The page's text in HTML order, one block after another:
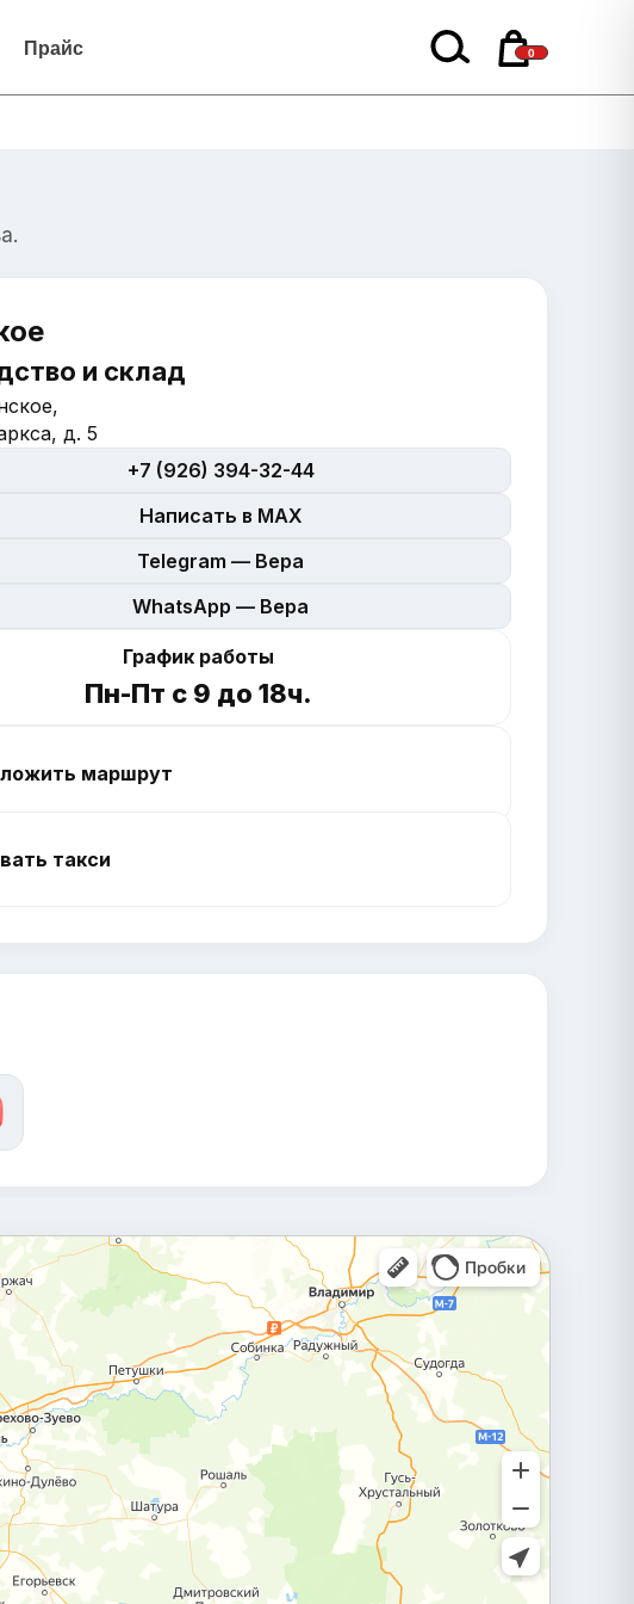
0
Прайс
и склад
д. 5
+7 (926) 394-32-44
Написать в MAX
Telegram — Вера
WhatsApp — Вера
График работы
Пн-Пт с 9 до 18ч.
маршрут
такси